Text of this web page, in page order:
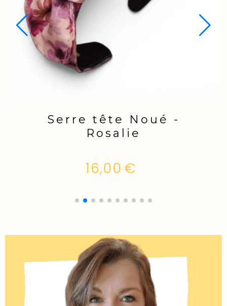
Serre tête Noué -
Kalahari
16,00 €